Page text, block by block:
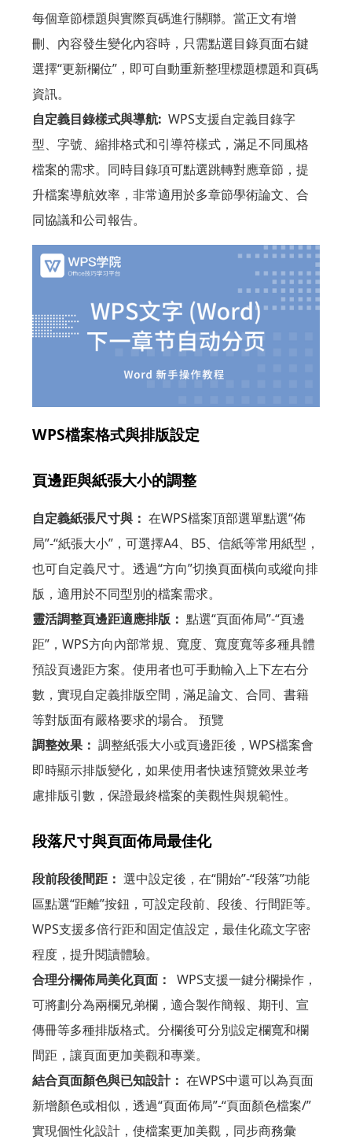
每個章節標題與實際頁碼進行關聯。當正文有增
刪、內容發生變化內容時，只需點選目錄頁面右鍵
選擇“更新欄位”，即可自動重新整理標題標題和頁碼
資訊。
自定義目錄樣式與導航: WPS支援自定義目錄字
型、字號、縮排格式和引導符樣式，滿足不同風格
檔案的需求。同時目錄項可點選跳轉對應章節，提
升檔案導航效率，非常適用於多章節學術論文、合
同協議和公司報告。
WPS檔案格式與排版設定
頁邊距與紙張大小的調整
自定義紙張尺寸與： 在WPS檔案頂部選單點選“佈
局”-“紙張大小”，可選擇A4、B5、信紙等常用紙型，
也可自定義尺寸。透過“方向”切換頁面橫向或縱向排
版，適用於不同型別的檔案需求。
靈活調整頁邊距適應排版： 點選“頁面佈局”-“頁邊
距”，WPS方向內部常規、寬度、寬度寬等多種具體
預設頁邊距方案。使用者也可手動輸入上下左右分
數，實現自定義排版空間，滿足論文、合同、書籍
等對版面有嚴格要求的場合。 預覽
調整效果： 調整紙張大小或頁邊距後，WPS檔案會
即時顯示排版變化，如果使用者快速預覽效果並考
慮排版引數，保證最終檔案的美觀性與規範性。
段落尺寸與頁面佈局最佳化
段前段後間距： 選中設定後，在“開始”-“段落”功能
區點選“距離”按鈕，可設定段前、段後、行間距等。
WPS支援多倍行距和固定值設定，最佳化疏文字密
程度，提升閱讀體驗。
合理分欄佈局美化頁面：
WPS支援一鍵分欄操作，
可將劃分為兩欄兄弟欄，適合製作簡報、期刊、宣
傳冊等多種排版格式。分欄後可分別設定欄寬和欄
間距，讓頁面更加美觀和專業。
結合頁面顏色與已知設計： 在WPS中還可以為頁面
新增顏色或相似，透過“頁面佈局”-“頁面顏色檔案/”
實現個性化設計，使檔案更加美觀，同步商務彙